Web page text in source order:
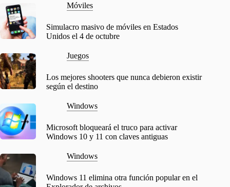
Móviles
Simulacro masivo de móviles en Estados
Unidos el 4 de octubre
Juegos
Los mejores shooters que nunca debieron existir
según el destino
Windows
Microsoft bloqueará el truco para activar
Windows 10 y 11 con claves antiguas
Windows
Windows 11 elimina otra función popular en el